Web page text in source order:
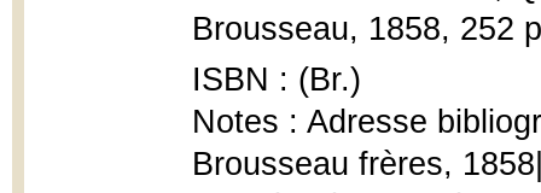
Brousseau, 1858, 252
ISBN : (Br.)
Notes : Adresse
Brousseau frères,